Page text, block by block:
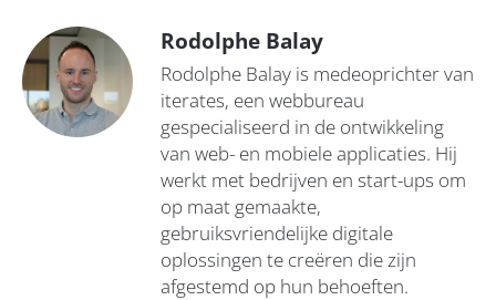
Rodolphe Balay
Rodolphe Balay is medeoprichter van
iterates, een webbureau
gespecialiseerd in de ontwikkeling
van web- en mobiele applicaties. Hij
werkt met bedrijven en start-ups om
op maat gemaakte,
gebruiksvriendelijke digitale
oplossingen te creëren die zijn
afgestemd op hun behoeften.